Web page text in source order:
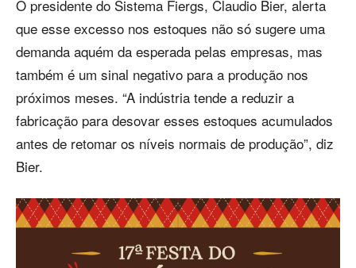
O presidente do Sistema Fiergs, Claudio Bier, alerta
que esse excesso nos estoques não só sugere uma
demanda aquém da esperada pelas empresas, mas
também é um sinal negativo para a produção nos
próximos meses. “A indústria tende a reduzir a
fabricação para desovar esses estoques acumulados
antes de retomar os níveis normais de produção”, diz
Bier.